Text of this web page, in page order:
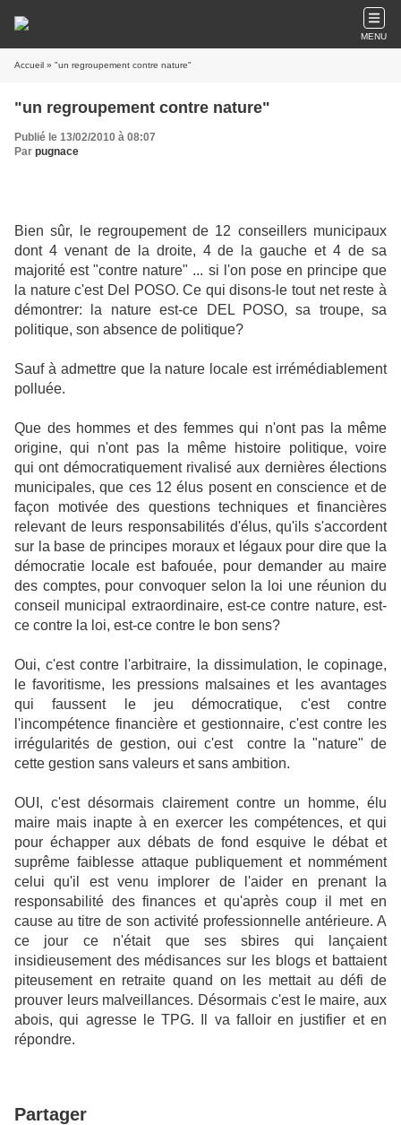
MENU
Accueil » "un regroupement contre nature"
"un regroupement contre nature"
Publié le 13/02/2010 à 08:07
Par pugnace
Bien sûr, le regroupement de 12 conseillers municipaux
dont 4 venant de la droite, 4 de la gauche et 4 de sa
majorité est "contre nature" ... si l'on pose en principe que
la nature c'est Del POSO. Ce qui disons-le tout net reste à
démontrer: la nature est-ce DEL POSO, sa troupe, sa
politique, son absence de politique?
Sauf à admettre que la nature locale est irrémédiablement
polluée.
Que des hommes et des femmes qui n'ont pas la même
origine, qui n'ont pas la même histoire politique, voire
qui ont démocratiquement rivalisé aux dernières élections
municipales, que ces 12 élus posent en conscience et de
façon motivée des questions techniques et financières
relevant de leurs responsabilités d'élus, qu'ils s'accordent
sur la base de principes moraux et légaux pour dire que la
démocratie locale est bafouée, pour demander au maire
des comptes, pour convoquer selon la loi une réunion du
conseil municipal extraordinaire, est-ce contre nature, est-
ce contre la loi, est-ce contre le bon sens?
Oui, c'est contre l'arbitraire, la dissimulation, le copinage,
le favoritisme, les pressions malsaines et les avantages
qui faussent le jeu démocratique, c'est contre
l'incompétence financière et gestionnaire, c'est contre les
irrégularités de gestion, oui c'est contre la "nature" de
cette gestion sans valeurs et sans ambition.
OUI, c'est désormais clairement contre un homme, élu
maire mais inapte à en exercer les compétences, et qui
pour échapper aux débats de fond esquive le débat et
suprême faiblesse attaque publiquement et nommément
celui qu'il est venu implorer de l'aider en prenant la
responsabilité des finances et qu'après coup il met en
cause au titre de son activité professionnelle antérieure. A
ce jour ce n'était que ses sbires qui lançaient
insidieusement des médisances sur les blogs et battaient
piteusement en retraite quand on les mettait au défi de
prouver leurs malveillances. Désormais c'est le maire, aux
abois, qui agresse le TPG. Il va falloir en justifier et en
répondre.
Partager